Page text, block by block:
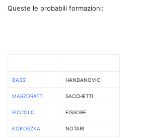
Queste le probabili formazioni:
BASSI HANDANOVIC
MARZORATTI SACCHETTI
PICCOLO FISSORE
KOKOSZKA NOTARI